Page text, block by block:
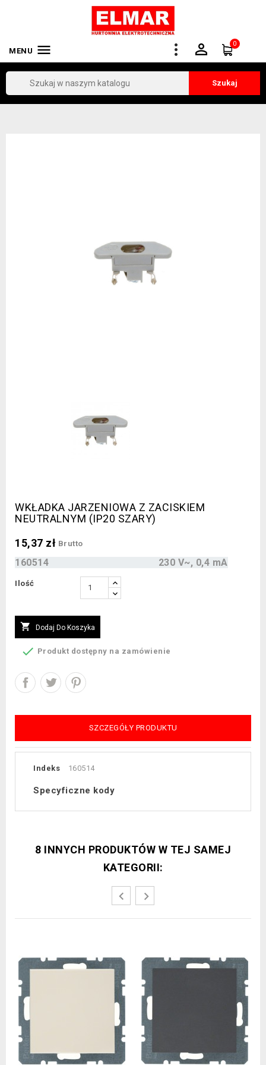
MENU  0

Szukaj
WKŁADKA JARZENIOWA Z ZACISKIEM
NEUTRALNYM (IP20 SZARY)
15,37 zł Brutto
160514 230 V~, 0,4 mA
Ilość
 Dodaj Do Koszyka
 Produkt dostępny na zamówienie
SZCZEGÓŁY PRODUKTU
Indeks 160514
Specyficzne kody
8 INNYCH PRODUKTÓW W TEJ SAMEJ
KATEGORII: